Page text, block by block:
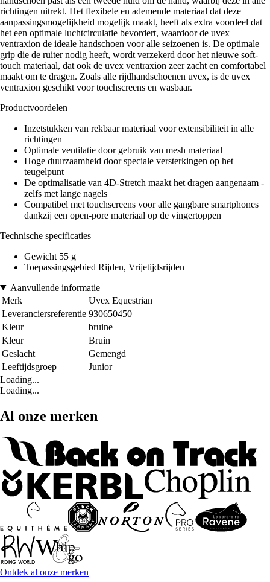
richtingen uitrekt. Het flexibele en ademende materiaal dat deze
aanpassingsmogelijkheid mogelijk maakt, heeft als extra voordeel dat
het een optimale luchtcirculatie bevordert, waardoor de uvex
ventraxion de ideale handschoen voor alle seizoenen is. De optimale
grip die de ruiter nodig heeft, wordt verzekerd door het nieuwe soft-
touch materiaal, dat ook de uvex ventraxion zeer zacht en comfortabel
maakt om te dragen. Zoals alle rijdhandschoenen uvex, is de uvex
ventraxion geschikt voor touchscreens en wasbaar.
Productvoordelen
Inzetstukken van rekbaar materiaal voor extensibiliteit in alle
richtingen
Optimale ventilatie door gebruik van mesh materiaal
Hoge duurzaamheid door speciale versterkingen op het
teugelpunt
De optimalisatie van 4D-Stretch maakt het dragen aangenaam -
zelfs met lange nagels
Compatibel met touchscreens voor alle gangbare smartphones
dankzij een open-pore materiaal op de vingertoppen
Technische specificaties
Gewicht 55 g
Toepassingsgebied Rijden, Vrijetijdsrijden
Aanvullende informatie
Merk
Uvex Equestrian
Leveranciersreferentie 930650450
Kleur
bruine
Kleur
Bruin
Geslacht
Gemengd
Leeftijdsgroep
Junior
Loading...
Loading...
Al onze merken
Ontdek al onze merken